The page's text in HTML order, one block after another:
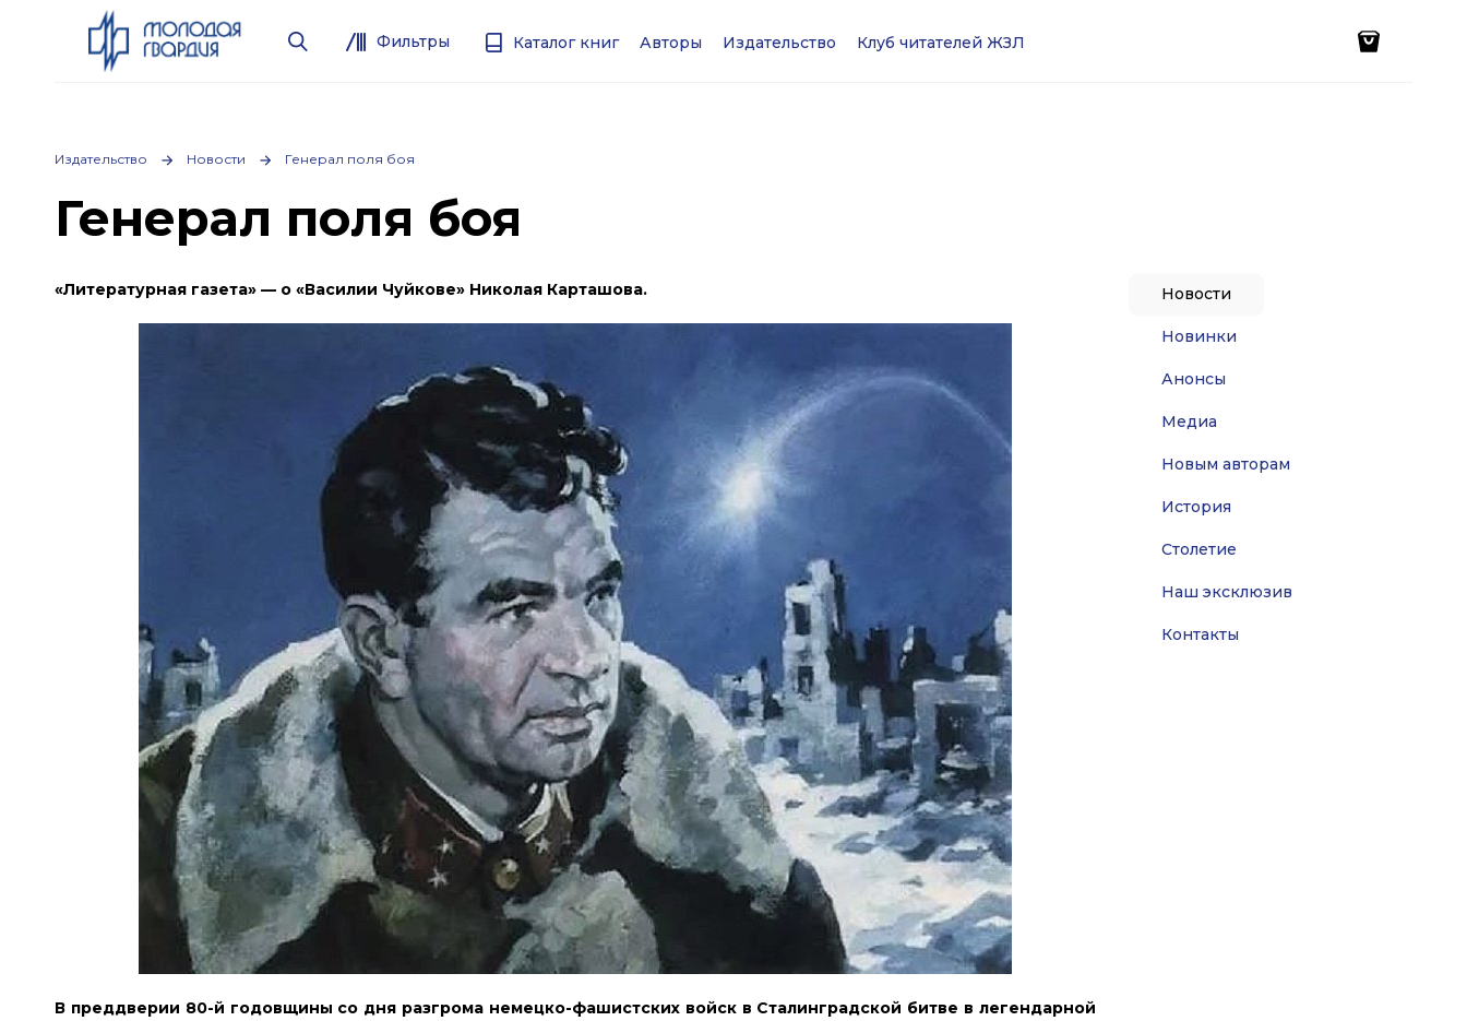
Фильтры Каталог книг Авторы Издательство Клуб читателей ЖЗЛ
Издательство Новости Генерал поля боя
Генерал поля боя
«Литературная газета» — о «Василии Чуйкове» Николая Карташова.
В преддверии 80-й годовщины со дня разгрома немецко-фашистских войск в Сталинградской битве в легендарной
Новости
Новинки
Анонсы
Медиа
Новым авторам
История
Столетие
Наш эксклюзив
Контакты